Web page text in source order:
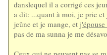
danslequel il a corrigé ces
a dit: ...quant à moi, je prie
jeûne et je mange, et j'épouse
pas de ma sunna je me